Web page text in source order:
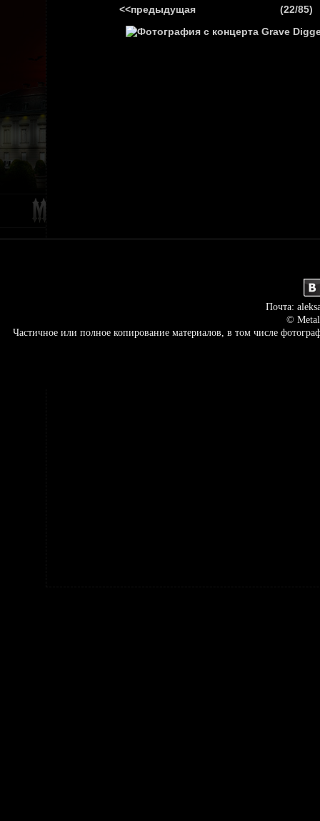
<<предыдущая (22/85)
Почта:
©
Частичное или полное копирование материалов, в том числе